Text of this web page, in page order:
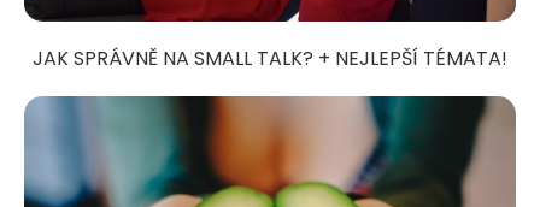
JAK SPRÁVNĚ NA SMALL TALK? + NEJLEPŠÍ TÉMATA!